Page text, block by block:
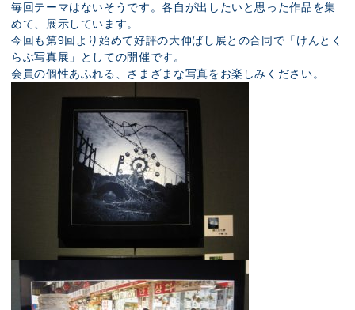
毎回テーマはないそうです。各自が出したいと思った作品を集
めて、展示しています。
今回も第9回より始めて好評の大伸ばし展との合同で「けんとく
らぶ写真展」としての開催です。
会員の個性あふれる、さまざまな写真をお楽しみください。